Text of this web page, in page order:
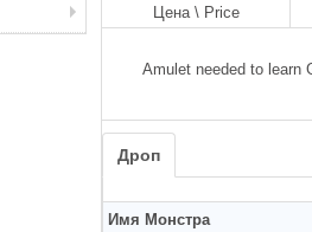
Цена \ Price
Amulet needed to learn
Дроп
Имя Монстра